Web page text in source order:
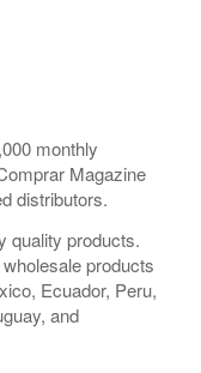
monthly
Magazine
distributors.
quality products.
products
Ecuador, Peru,
and